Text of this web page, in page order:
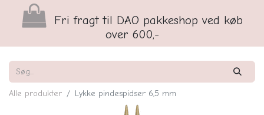
Fri fragt til DAO pakkeshop ved køb
over 600,-
Alle produkter Lykke pindespidser 6,5 mm